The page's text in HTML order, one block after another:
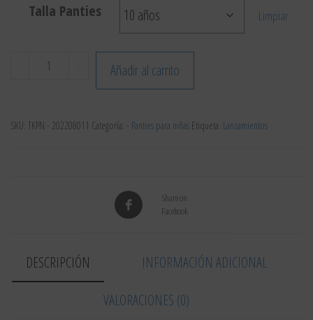
Talla Panties Limpiar
Añadir al carrito
SKU: TKPN - 202208011 Categoría: - Panties para niñas Etiqueta: Lanzamientos
Share on
Facebook
DESCRIPCIÓN
INFORMACIÓN ADICIONAL
VALORACIONES (0)